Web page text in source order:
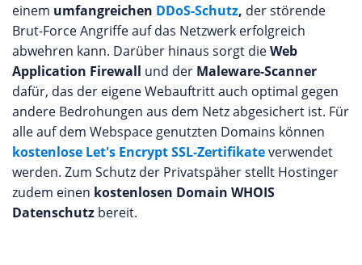
einem umfangreichen DDoS-Schutz, der störende
Brut-Force Angriffe auf das Netzwerk erfolgreich
abwehren kann. Darüber hinaus sorgt dieWeb
Application Firewall und der Maleware-Scanner
dafür, das der eigene Webauftritt auch optimal gegen
andere Bedrohungen aus dem Netz abgesichert ist. Für
alle auf dem Webspace genutzten Domains können
kostenlose Let's Encrypt SSL-Zertifikateverwendet
werden. Zum Schutz der Privatspäher stellt Hostinger
zudem einen kostenlosen Domain WHOIS
Datenschutz bereit.